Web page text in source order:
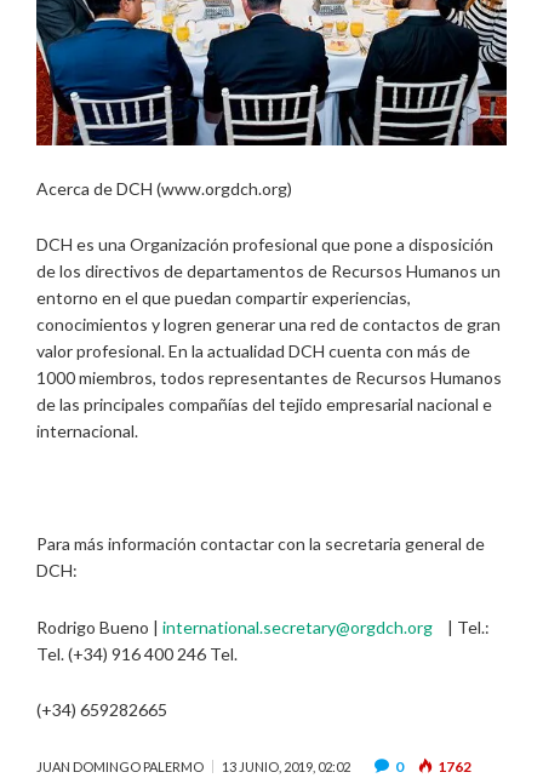
Acerca de DCH (www.orgdch.org)
DCH es una Organización profesional que pone a disposición
de los directivos de departamentos de Recursos Humanos un
entorno en el que puedan compartir experiencias,
conocimientos y logren generar una red de contactos de gran
valor profesional. En la actualidad DCH cuenta con más de
1000 miembros, todos representantes de Recursos Humanos
de las principales compañías del tejido empresarial nacional e
internacional.
Para más información contactar con la secretaria general de
DCH:
Rodrigo Bueno | international.secretary@orgdch.org | Tel.:
Tel. (+34) 916 400 246 Tel.
(+34) 659282665
JUAN DOMINGO PALERMO 13 JUNIO, 2019, 02:02 0 1762